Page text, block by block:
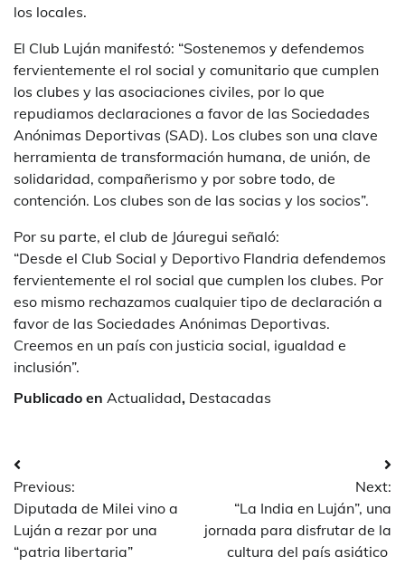
los locales.
El Club Luján manifestó: “Sostenemos y defendemos
fervientemente el rol social y comunitario que cumplen
los clubes y las asociaciones civiles, por lo que
repudiamos declaraciones a favor de las Sociedades
Anónimas Deportivas (SAD). Los clubes son una clave
herramienta de transformación humana, de unión, de
solidaridad, compañerismo y por sobre todo, de
contención. Los clubes son de las socias y los socios”.
Por su parte, el club de Jáuregui señaló:
“Desde el Club Social y Deportivo Flandria defendemos
fervientemente el rol social que cumplen los clubes. Por
eso mismo rechazamos cualquier tipo de declaración a
favor de las Sociedades Anónimas Deportivas.
Creemos en un país con justicia social, igualdad e
inclusión”.
Publicado en Actualidad, Destacadas
Navegación
de
entradas
Previous:
Diputada de Milei vino a
Luján a rezar por una
“patria libertaria”
Next:
“La India en Luján”, una
jornada para disfrutar de la
cultura del país asiático